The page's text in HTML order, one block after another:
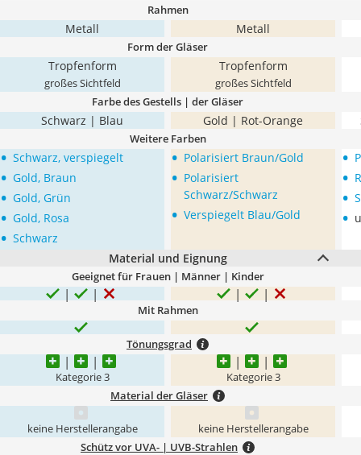
Rahmen
Metall Metall
Form der Gläser
Tropfenform
großes Sichtfeld
Tropfenform
großes Sichtfeld
Farbe des Gestells | der Gläser
Schwarz | Blau Gold | Rot-Orange
Weitere Farben
• Schwarz, verspiegelt
• Gold, Braun
• Gold, Grün
• Gold, Rosa
• Schwarz
• Polarisiert Braun/Gold
• Polarisiert
Schwarz/Schwarz
• Verspiegelt Blau/Gold
•
•
•
•
Material und Eignung
Geeignet für Frauen | Männer | Kinder
Mit Rahmen
Tönungsgrad
Kategorie 3 Kategorie 3
Material der Gläser
keine Herstellerangabe keine Herstellerangabe
Schütz vor UVA- | UVB-Strahlen